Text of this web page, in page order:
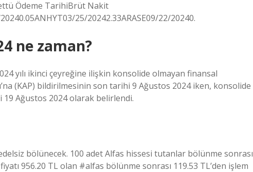
Ödeme TarihiBrüt Nakit
25/20242.33ARASE09/22/20240.
ne zaman?
yılı ikinci çeyreğine ilişkin konsolide olmayan finansal
(KAP) bildirilmesinin son tarihi 9 Ağustos 2024 iken, konsolide
Ağustos 2024 olarak belirlendi.
bölünecek. 100 adet Alfas hissesi tutanlar bölünme sonrası
956.20 TL olan #alfas bölünme sonrası 119.53 TL’den işlem